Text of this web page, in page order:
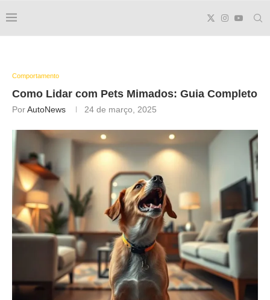
Comportamento
Como Lidar com Pets Mimados: Guia Completo
PorAutoNews 24 de março, 2025